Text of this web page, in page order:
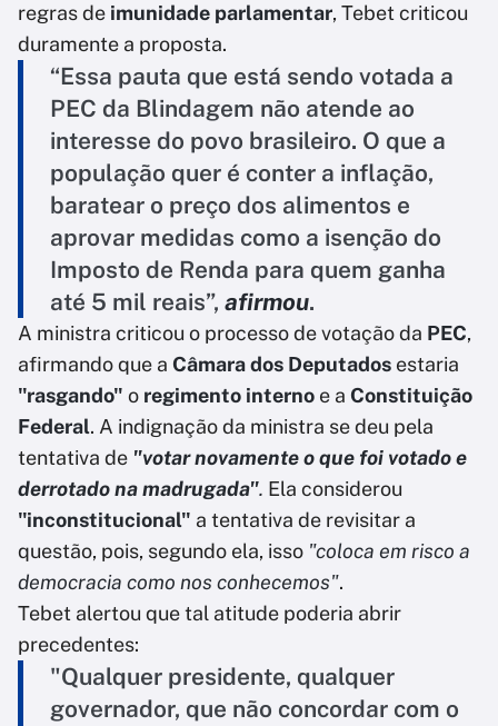
regras de imunidade parlamentar, Tebet criticou
duramente a proposta.
“Essa pauta que está sendo votada a
PEC da Blindagem não atende ao
interesse do povo brasileiro. O que a
população quer é conter a inflação,
baratear o preço dos alimentos e
aprovar medidas como a isenção do
Imposto de Renda para quem ganha
até 5 mil reais”, afirmou.
A ministra criticou o processo de votação da PEC,
afirmando que a Câmara dos Deputados estaria
"rasgando" o regimento interno e a Constituição
Federal. A indignação da ministra se deu pela
tentativa de "votar novamente o que foi votado e
derrotado na madrugada". Ela considerou
"inconstitucional" a tentativa de revisitar a
questão, pois, segundo ela, isso "coloca em risco a
democracia como nos conhecemos".
Tebet alertou que tal atitude poderia abrir
precedentes:
"Qualquer presidente, qualquer
governador, que não concordar com o